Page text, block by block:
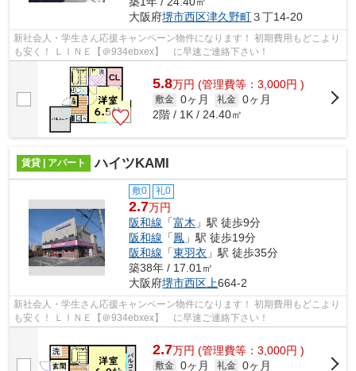
大阪府堺市西区津久野町３丁14-20
新社会人・学生さん応援キャンペーン物件になります！ 初期費用もどこより
も安く！ ＬＩＮＥ【＠934ebxex】 に早速ご連絡下さい！
5.8万円 (管理費等：3,000円 )
敷金 0ヶ月 礼金 0ヶ月
2階 / 1K / 24.40㎡
賃貸 | アパート ハイツKAMI
敷0 礼0
2.7万円
阪和線 「富木 」駅 徒歩9分
阪和線 「鳳 」駅 徒歩19分
阪和線 「東羽衣 」駅 徒歩35分
築38年 / 17.01㎡
大阪府堺市西区 上664-2
新社会人・学生さん応援キャンペーン物件になります！ 初期費用もどこより
も安く！ ＬＩＮＥ【＠934ebxex】 に早速ご連絡下さい！
2.7万円 (管理費等：3,000円 )
敷金 0ヶ月 礼金 0ヶ月